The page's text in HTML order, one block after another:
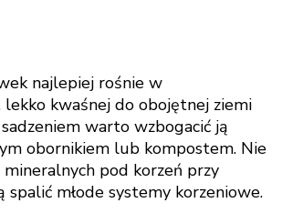
najlepiej rośnie w
lekko kwaśnej do obojętnej ziemi
warto wzbogacić ją
obornikiem lub kompostem. Nie
pod korzeń przy
spalić młode systemy korzeniowe.